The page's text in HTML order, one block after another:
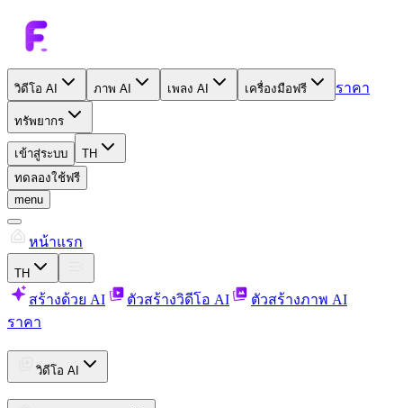
วิดีโอ AI ภาพ AI เพลง AI เครื่องมือฟรี ราคา
ทรัพยากร
เข้าสู่ระบบ
TH
ทดลองใช้ฟรี
menu
หน้าแรก
TH
สร้างด้วย AI ตัวสร้างวิดีโอ AI
ตัวสร้างภาพ AI
ราคา
วิดีโอ AI